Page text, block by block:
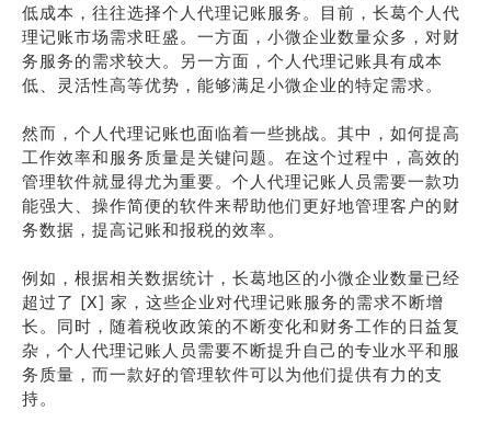
低成本，往往选择个人代理记账服务。目前，长葛个人代
理记账市场需求旺盛。一方面，小微企业数量众多，对财
务服务的需求较大。另一方面，个人代理记账具有成本
低、灵活性高等优势，能够满足小微企业的特定需求。
然而，个人代理记账也面临着一些挑战。其中，如何提高
工作效率和服务质量是关键问题。在这个过程中，高效的
管理软件就显得尤为重要。个人代理记账人员需要一款功
能强大、操作简便的软件来帮助他们更好地管理客户的财
务数据，提高记账和报税的效率。
例如，根据相关数据统计，长葛地区的小微企业数量已经
超过了 [X] 家，这些企业对代理记账服务的需求不断增
长。同时，随着税收政策的不断变化和财务工作的日益复
杂，个人代理记账人员需要不断提升自己的专业水平和服
务质量，而一款好的管理软件可以为他们提供有力的支
持。